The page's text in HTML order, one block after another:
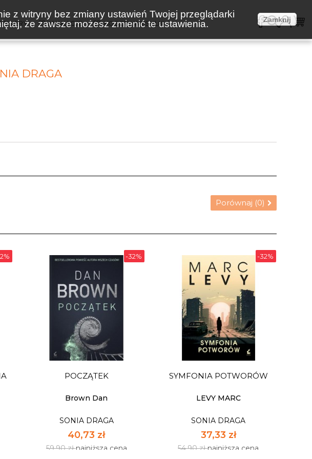
z witryny bez zmiany ustawień Twojej przeglądarki
że zawsze możesz zmienić te ustawienia.
Zamknij
WAKACJE KOSZTY WYSYŁKI
DRAGA
Porównaj (0)
-32%
POCZĄTEK
Brown Dan
SONIA DRAGA
40,73 zł
59,90 złnajniższa cena
-32%
SYMFONIA POTWORÓW
LEVY MARC
SONIA DRAGA
37,33 zł
54,90 złnajniższa cena